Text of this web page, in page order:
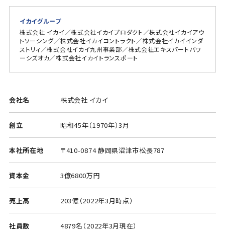
イカイグループ
株式会社 イカイ／株式会社イカイプロダクト／株式会社イカイアウ
トソーシング／株式会社イカイコントラクト／株式会社イカイインダ
ストリィ／株式会社イカイ九州事業部／株式会社エキスパートパワ
ーシズオカ／株式会社イカイトランスポート
会社名 株式会社 イカイ
創立 昭和45年（1970年）3月
本社所在地 〒410-0874 静岡県沼津市松長787
資本金 3億6800万円
売上高 203億（2022年3月時点）
社員数 4879名（2022年3月現在）